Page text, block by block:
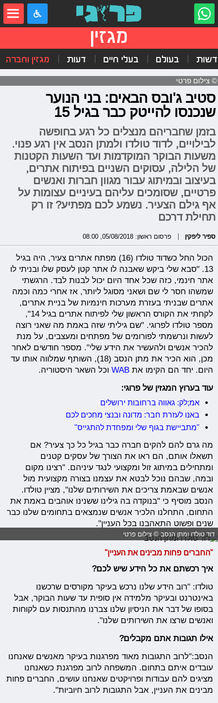
מגזין
בעולם בעלי חיים דעות מגזין וחברה
© צילום פרטי
סטיב ג'ובס הבאים: בני הנוער
שנכנסו להייטק כבר בגיל 15
בזמן שחבריהם מנצלים כל רגע בחופשה
לבילויים, לדוד טולדו ולמתן הנסב אין רגע פנוי.
משעות הבוקר המוקדמות ועד השעות הקטנות
של הלילה, עסוקים השניים בפיתוח אתרים,
בעיצוב ובמיתוג עבור מגוון חברות ואנשים
פרטיים, שסומכים עליהם בעיניים עצומות על
אף גילם הצעיר. נשמע לכם מפתיע? זו רק
תחילת דרכם
ספיר ליפקין פרסום ראשון: 05/08/2018, 08:00
הכול החל כשדוד טולדו (16) מפתח אתרים צעיר, היה בגיל
13. "סבא שלי ביקש שאבנה לו אתר קטן לעסק שלו ובניתי לו
אתר חינמי, כזה שכל אחד היום יכול לבנות לבד. הרגשתי
שמשהו חסר לי שם ושאני מסוגל ליותר, אז אחרי כמה וכמה
אתרים שבניתי בעזרת מערכות חינמיות של בניית אתרים,
לקחתי את הקורס הראשון שלי לפיתוח אתרים בגיל 14",
מספר טולדו לפרוגי. "שם גיליתי שזה באמת מה שאני רוצה
לעשות ונרשמתי לפורומים של מפתחים ומעצבים, על מנת
להכיר אנשים ולהעשיר את הידע שלי". מספר חודשים לאחר
מכן, הוא הכיר את מתן הנסב (18), השותף שמלווה אותו עד
היום. יחד הם הקימו אתWAB וכל השאר היסטוריה.
עוד בערוץ המגזין של פרוגי:
אמ;לק: גאווה ברחובות ירושלים
באנו לעזרת חבר: מדונה ובנצי מחכים לכם
"מתביישת בגוף שלי ומפחדת להתגייס"
מה גרם להם להקים חברה כבר בגיל כל כך צעיר? אם
תשאלו אותם, הם ראו את הצורך של עסקים קטנים
ומתחילים במיתוג זול ומקצועי לנגד עיניהם. "רצינו מקום
ובמה, שבהם נוכל לבטא את עצמנו בצורה מקצועית מול
אנשים שבאמת צריכים את השירותים שלנו", מציין טולדו.
הנסב מוסיף כי "בנוקדה בה גילינו ששנינו אוהבים באמת את
התחום, התחלנו הלכיר אנשים שנמצאים בתחומים שלנו כבר
שנים ופשוט התאהבנו בכל העניין".
דוד טולדו ומתן הנסב © צילום פרטי
"החברים פחות מבינים את העניין"
איך רכשתם את כל הידע שיש לכם?
טולדו: "רוב הידע שלנו נרכש בעיקר מקורסים שרכשנו
באינטרנט ובעיקר מלמידה אין סופית עד שעות הבוקר, אבל
בסופו של דבר את הניסיון שלנו צברנו מהתנסות עם לקוחות
ואנשים שרצו את השירותים שלנו".
אילו תגובות אתם מקבלים?
הנסב:"לרוב התגובות מאוד מפרגנות בעיקר מאנשים שאנחנו
עובדים איתם בתחום. המשפחה לרוב מפרגנת כשאנחנו
מציגים להם עבודות ופרויקטים שאנחנו עושים, החברים פחות
מבינים את העניין, אבל התגובות לרוב חיוביות".